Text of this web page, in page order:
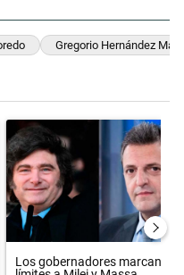
Gregorio Hernández
"San Cayetano 2026:
Un artículo de tendencia con el
Los gobernadores marcan